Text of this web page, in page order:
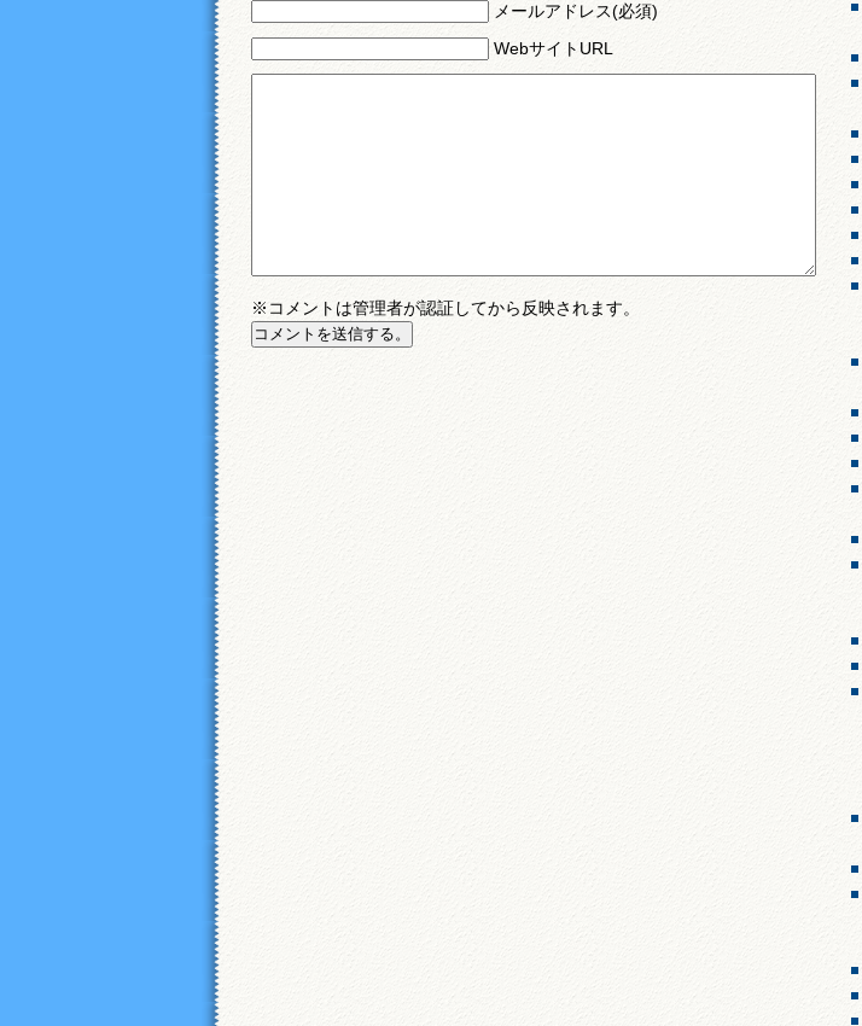
メールアドレス(必須)
WebサイトURL
※コメントは管理者が認証してから反映されます。